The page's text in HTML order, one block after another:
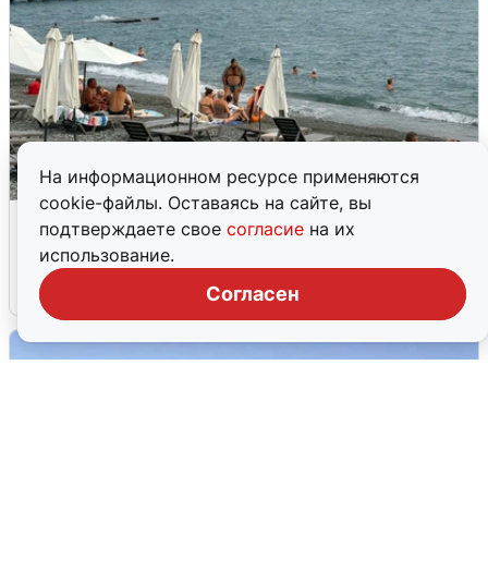
На информационном ресурсе применяются
cookie-файлы. Оставаясь на сайте, вы
подтверждаете свое согласие на их
использование.
Согласен
Жители и туристы Сочи рассказали
об атаке БПЛА 5 августа
5 августа